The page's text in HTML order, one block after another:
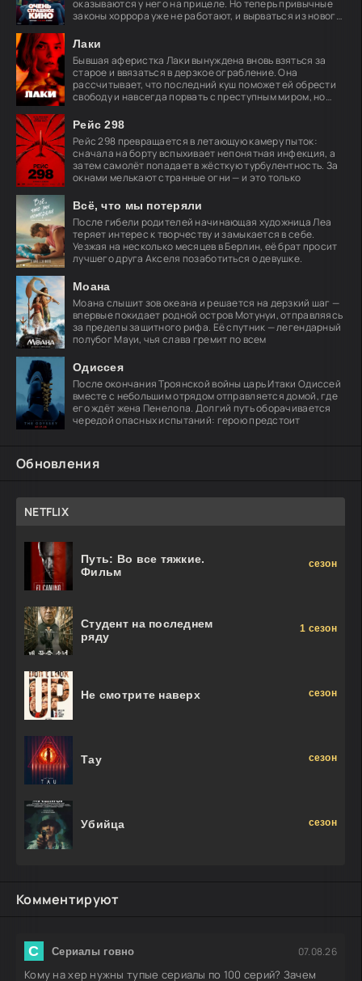
оказываются у него на прицеле. Но теперь привычные
законы хоррора уже не работают, и вырваться из нового
Лаки
Бывшая аферистка Лаки вынуждена вновь взяться за
старое и ввязаться в дерзкое ограбление. Она
рассчитывает, что последний куш поможет ей обрести
свободу и навсегда порвать с преступным миром, но
Рейс 298
Рейс 298 превращается в летающую камеру пыток:
сначала на борту вспыхивает непонятная инфекция, а
затем самолёт попадает в жёсткую турбулентность. За
окнами мелькают странные огни — и это только
Всё, что мы потеряли
После гибели родителей начинающая художница Леа
теряет интерес к творчеству и замыкается в себе.
Уезжая на несколько месяцев в Берлин, её брат просит
лучшего друга Акселя позаботиться о девушке.
Моана
Моана слышит зов океана и решается на дерзкий шаг —
впервые покидает родной остров Мотунуи, отправляясь
за пределы защитного рифа. Её спутник — легендарный
полубог Мауи, чья слава гремит по всем
Одиссея
После окончания Троянской войны царь Итаки Одиссей
вместе с небольшим отрядом отправляется домой, где
его ждёт жена Пенелопа. Долгий путь оборачивается
чередой опасных испытаний: герою предстоит
Обновления
NETFLIX
Путь: Во все тяжкие.
Фильм
сезон
Студент на последнем
ряду
1 сезон
Не смотрите наверх сезон
Тау сезон
Убийца сезон
Комментируют
С Сериалы говно 07.08.26
Кому на хер нужны тупые сериалы по 100 серий? Зачем